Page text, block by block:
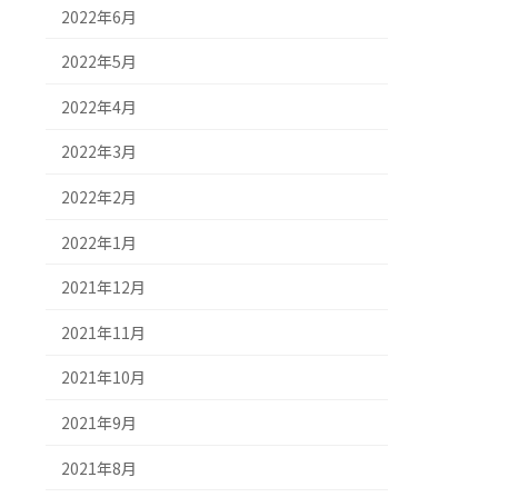
2022年6月
2022年5月
2022年4月
2022年3月
2022年2月
2022年1月
2021年12月
2021年11月
2021年10月
2021年9月
2021年8月